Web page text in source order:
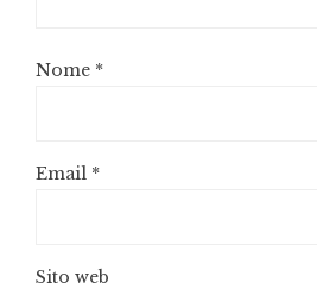
Nome *
Email *
Sito web